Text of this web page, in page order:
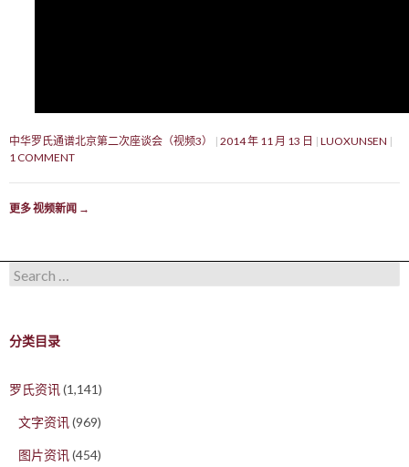
中华罗氏通谱北京第二次座谈会（视频3） 2014 年 11 月 13 日
LUOXUNSEN
1 COMMENT
更多 视频新闻 →
Search for:
分类目录
罗氏资讯(1,141)
文字资讯(969)
图片资讯(454)